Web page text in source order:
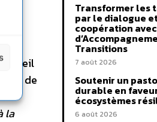
de
à
la
Transformer les
par le dialogue
coopération
Transitions
7 août 2026
Soutenir un
durable en
écosystèmes
6 août 2026